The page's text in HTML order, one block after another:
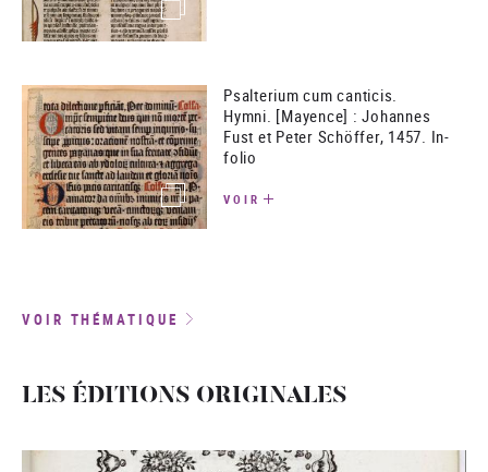
(image)
(image)
Psalterium cum canticis.
Hymni. [Mayence] : Johannes
Fust et Peter Schöffer, 1457. In-
folio
VOIR
VOIR THÉMATIQUE
LES ÉDITIONS ORIGINALES